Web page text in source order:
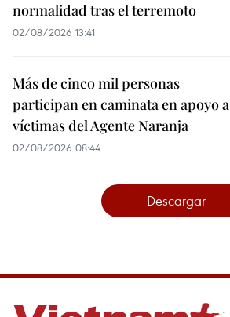
normalidad tras el terremoto
02/08/2026 13:41
Más de cinco mil personas
participan en caminata en apoyo a
víctimas del Agente Naranja
02/08/2026 08:44
Descargar